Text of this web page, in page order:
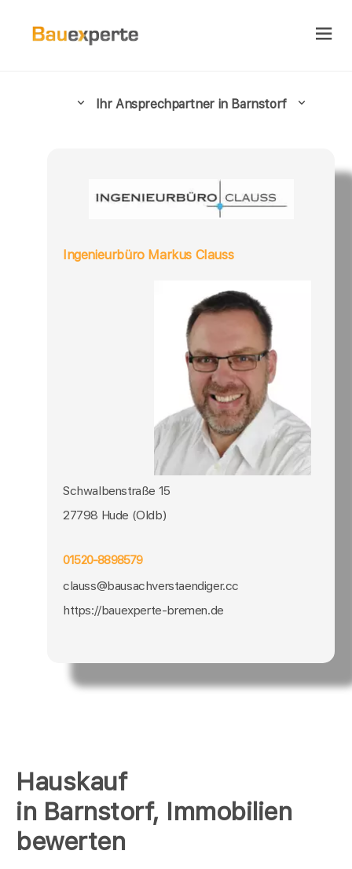
Hauskauf
in Barnstorf, Immobilien
bewerten
Ihr Ansprechpartner in Barnstorf
Ingenieurbüro Markus Clauss
Schwalbenstraße 15
27798 Hude (Oldb)
01520-8898579
clauss@bausachverstaendiger.cc
https://bauexperte-bremen.de